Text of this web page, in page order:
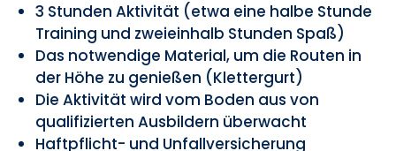
3 Stunden Aktivität (etwa eine halbe Stunde
Training und zweieinhalb Stunden Spaß)
Das notwendige Material, um die Routen in
der Höhe zu genießen (Klettergurt)
Die Aktivität wird vom Boden aus von
qualifizierten Ausbildern überwacht
Haftpflicht- und Unfallversicherung